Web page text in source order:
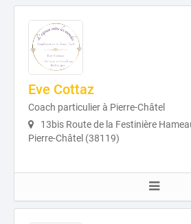
Eve Cottaz
Coach particulier à Pierre-Châtel
13bis Route de la Festinière
Pierre-Châtel (38119)